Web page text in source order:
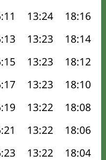
13:24 18:16
13:23 18:14
13:23 18:12
13:23 18:10
13:22 18:08
13:22 18:06
13:22 18:04